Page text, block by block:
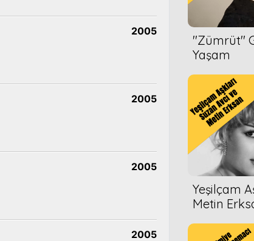
2005
2005
2005
2005
''Zümrüt''
Yaşam
Yeşilçam
Metin